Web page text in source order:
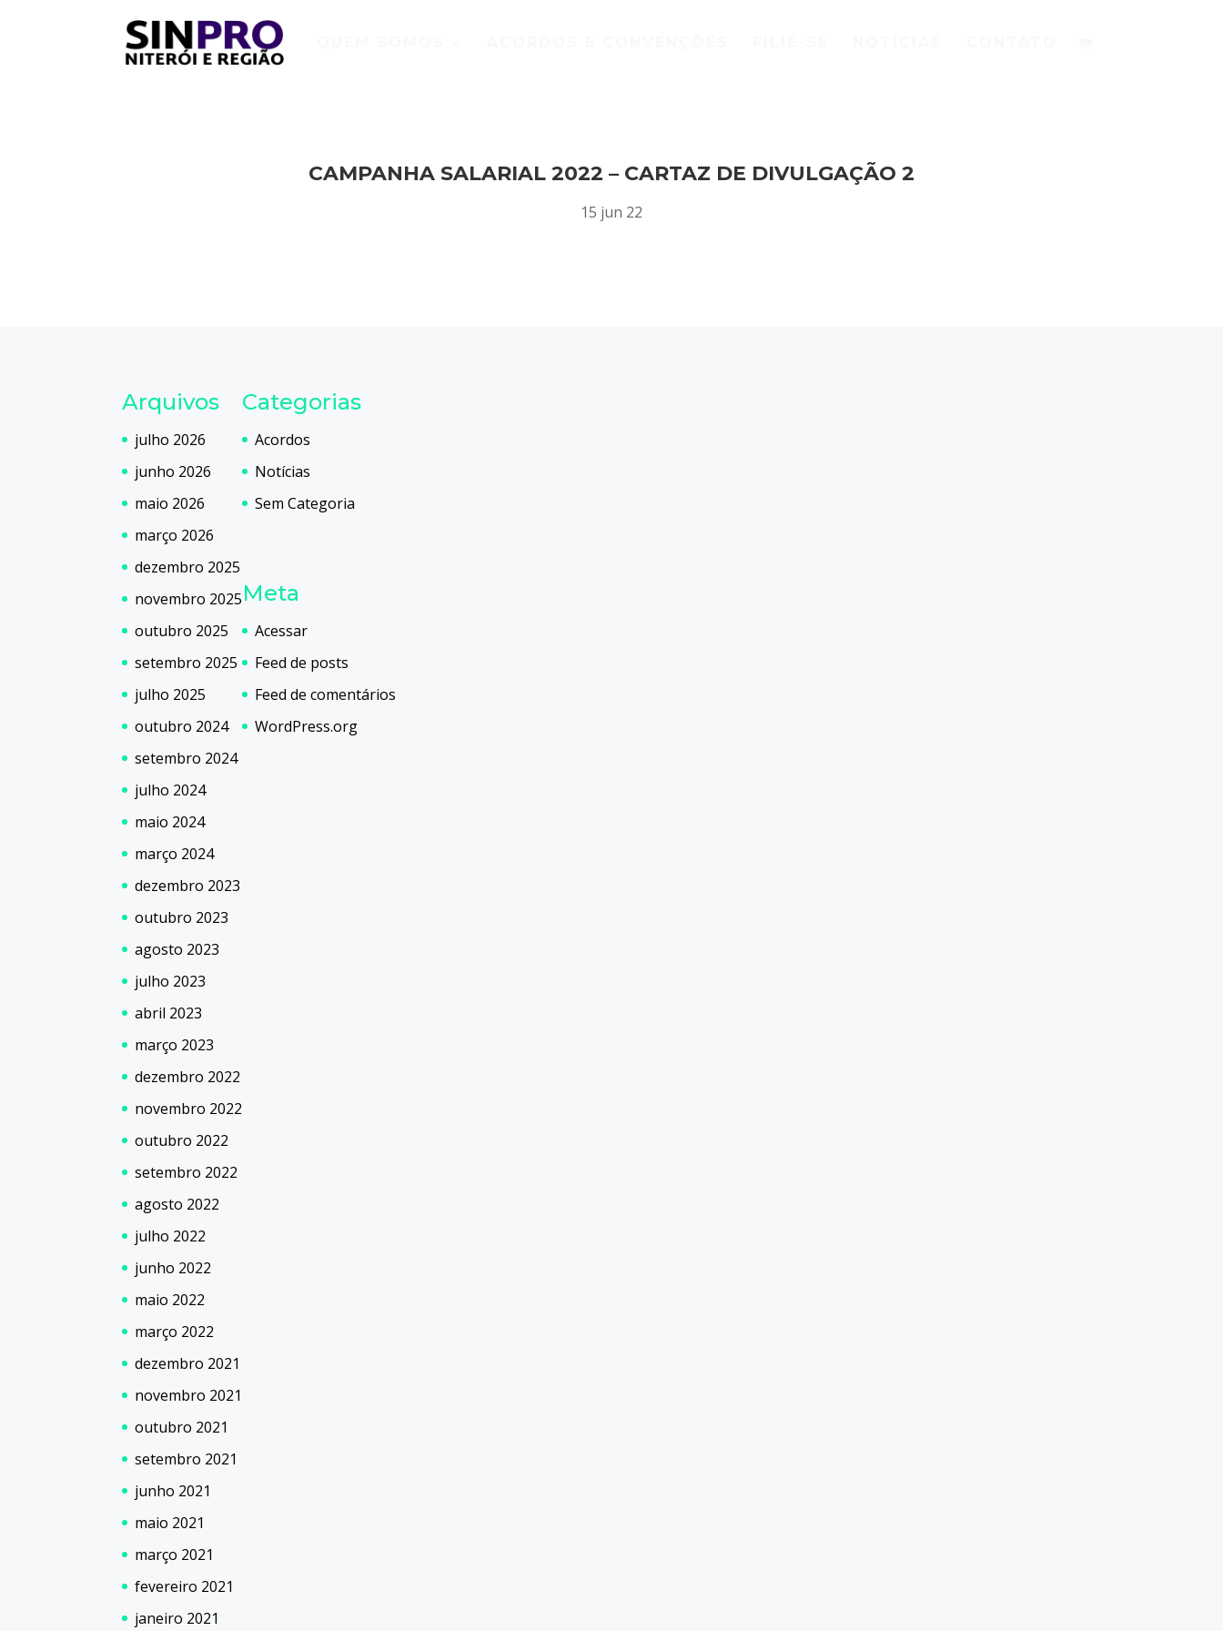
CAMPANHA SALARIAL 2022 – CARTAZ DE DIVULGAÇÃO 2
15 jun 22
Arquivos
julho 2026
junho 2026
maio 2026
março 2026
dezembro 2025
novembro 2025
outubro 2025
setembro 2025
julho 2025
outubro 2024
setembro 2024
julho 2024
maio 2024
março 2024
dezembro 2023
outubro 2023
agosto 2023
julho 2023
abril 2023
março 2023
dezembro 2022
novembro 2022
outubro 2022
setembro 2022
agosto 2022
julho 2022
junho 2022
maio 2022
março 2022
dezembro 2021
novembro 2021
outubro 2021
setembro 2021
junho 2021
maio 2021
março 2021
fevereiro 2021
janeiro 2021
Categorias
Acordos
Notícias
Sem Categoria
Meta
Acessar
Feed de posts
Feed de comentários
WordPress.org